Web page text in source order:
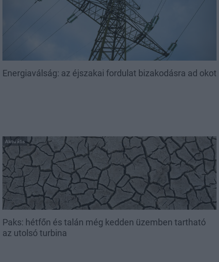
Energiaválság: az éjszakai fordulat bizakodásra ad okot
Aktuális
Paks: hétfőn és talán még kedden üzemben tartható
az utolsó turbina